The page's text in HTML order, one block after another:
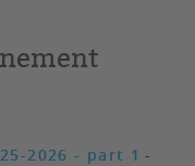
2026 - part 1 -